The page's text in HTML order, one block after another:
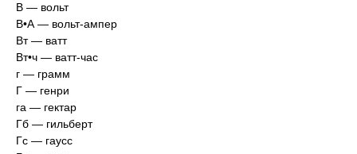
В — вольт
В•А — вольт-ампер
Вт — ватт
Вт•ч — ватт-час
г — грамм
Г — генри
га — гектар
Гб — гильберт
Гс — гаусс